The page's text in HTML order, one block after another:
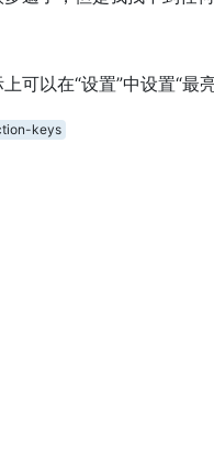
可以在“设置”中设置“最亮
keys